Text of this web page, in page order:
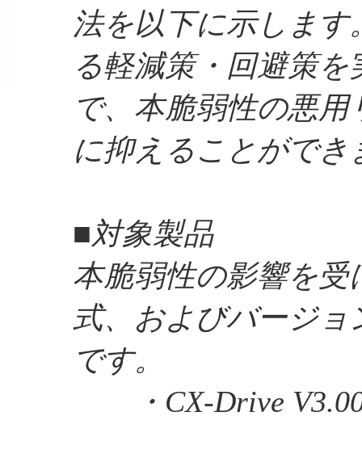
法を以下に示します
る軽減策・回避策を
で、本脆弱性の悪
に抑えることができ
■対象製品
本脆弱性の影響を受
式、およびバージョ
です。
・CX-Drive